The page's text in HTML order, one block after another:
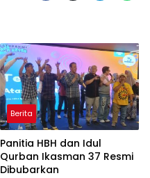
Berita
Panitia HBH dan Idul
Qurban Ikasman 37 Resmi
Dibubarkan